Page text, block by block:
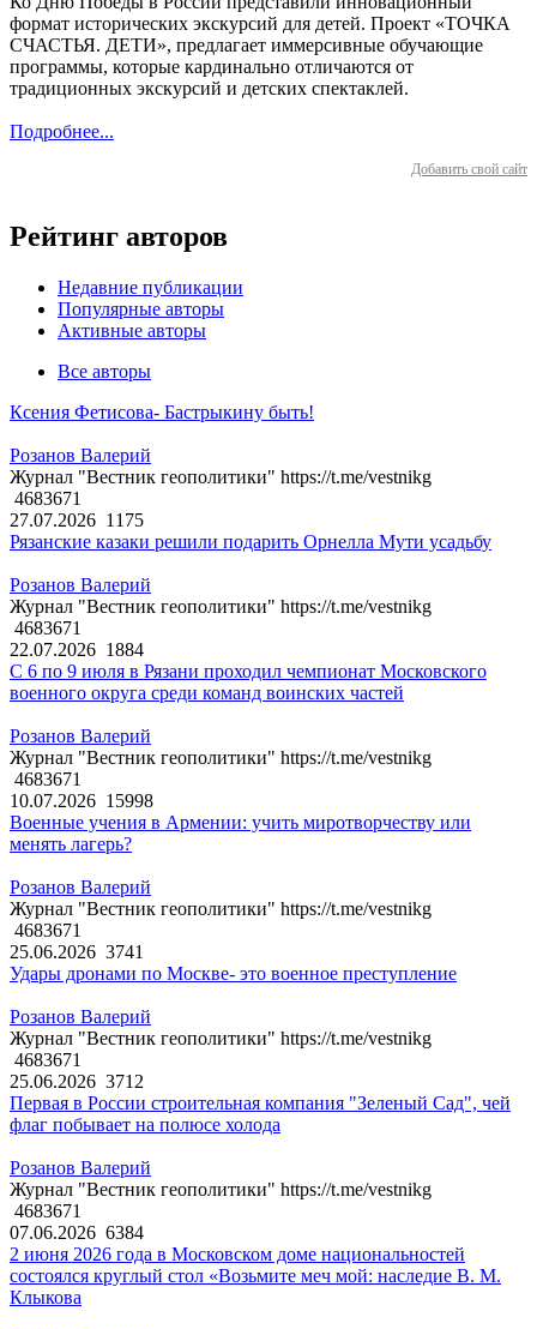
формат исторических экскурсий для детей. Проект «ТОЧКА
СЧАСТЬЯ. ДЕТИ», предлагает иммерсивные обучающие
программы, которые кардинально отличаются от
традиционных экскурсий и детских спектаклей.
Подробнее...
Добавить свой сайт
Рейтинг авторов
Недавние публикации
Популярные авторы
Активные авторы
Все авторы
Ксения Фетисова- Бастрыкину быть!
Розанов Валерий
Журнал "Вестник геополитики" https://t.me/vestnikg
4683671
27.07.2026 1175
Рязанские казаки решили подарить Орнелла Мути усадьбу
Розанов Валерий
Журнал "Вестник геополитики" https://t.me/vestnikg
4683671
22.07.2026 1884
С 6 по 9 июля в Рязани проходил чемпионат Московского
военного округа среди команд воинских частей
Розанов Валерий
Журнал "Вестник геополитики" https://t.me/vestnikg
4683671
10.07.2026 15998
Военные учения в Армении: учить миротворчеству или
менять лагерь?
Розанов Валерий
Журнал "Вестник геополитики" https://t.me/vestnikg
4683671
25.06.2026 3741
Удары дронами по Москве- это военное преступление
Розанов Валерий
Журнал "Вестник геополитики" https://t.me/vestnikg
4683671
25.06.2026 3712
Первая в России строительная компания "Зеленый Сад", чей
флаг побывает на полюсе холода
Розанов Валерий
Журнал "Вестник геополитики" https://t.me/vestnikg
4683671
07.06.2026 6384
2 июня 2026 года в Московском доме национальностей
состоялся круглый стол «Возьмите меч мой: наследие В. М.
Клыкова